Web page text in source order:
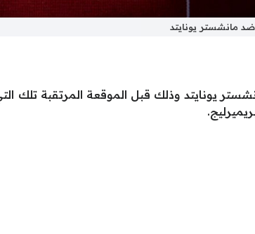
ضد مانشستر يونايتد
يونايتد وذلك قبل الموقعة المرتقبة تلك